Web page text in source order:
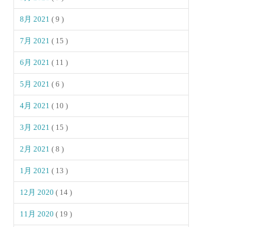
8月 2021( 9 )
7月 2021( 15 )
6月 2021( 11 )
5月 2021( 6 )
4月 2021( 10 )
3月 2021( 15 )
2月 2021( 8 )
1月 2021( 13 )
12月 2020( 14 )
11月 2020( 19 )